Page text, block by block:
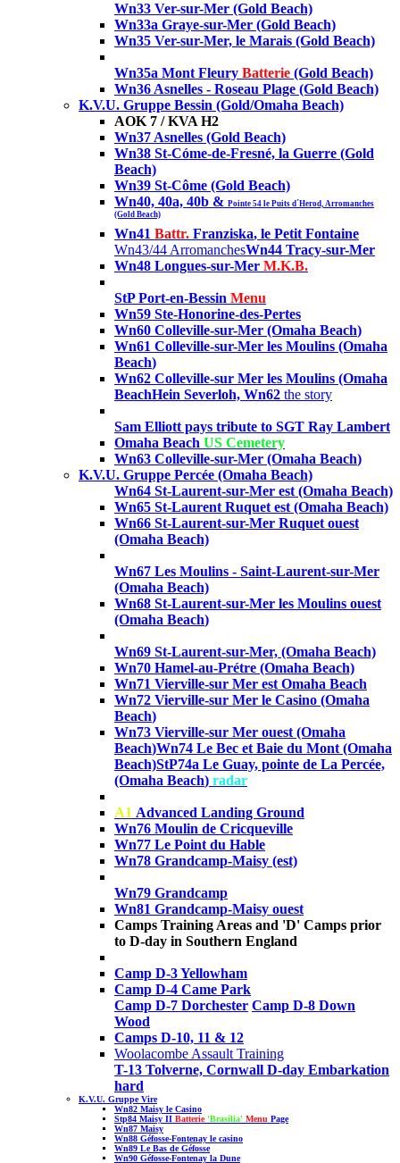
Wn33 Ver-sur-Mer (Gold Beach)
Wn33a Graye-sur-Mer (Gold Beach)
Wn35 Ver-sur-Mer, le Marais (Gold Beach)
Wn35a Mont Fleury Batterie (Gold Beach)
Wn36 Asnelles - Roseau Plage (Gold Beach)
K.V.U. Gruppe Bessin (Gold/Omaha Beach)
AOK 7 / KVA H2
Wn37 Asnelles (Gold Beach)
Wn38 St-Cóme-de-Fresné, la Guerre (Gold
Beach)
Wn39 St-Côme (Gold Beach)
Wn40, 40a, 40b & Pointe 54 le Puits d´Herod, Arromanches
(Gold Beach)
Wn41 Battr. Franziska, le Petit Fontaine
Wn43/44 ArromanchesWn44 Tracy-sur-Mer
Wn48 Longues-sur-Mer M.K.B.
StP Port-en-Bessin Menu
Wn59 Ste-Honorine-des-Pertes
Wn60 Colleville-sur-Mer (Omaha Beach)
Wn61 Colleville-sur-Mer les Moulins (Omaha
Beach)
Wn62 Colleville-sur Mer les Moulins (Omaha
BeachHein Severloh, Wn62 the story
Sam Elliott pays tribute to SGT Ray Lambert
Omaha Beach US Cemetery
Wn63 Colleville-sur-Mer (Omaha Beach)
K.V.U. Gruppe Percée (Omaha Beach)
Wn64 St-Laurent-sur-Mer est (Omaha Beach)
Wn65 St-Laurent Ruquet est (Omaha Beach)
Wn66 St-Laurent-sur-Mer Ruquet ouest
(Omaha Beach)
Wn67 Les Moulins - Saint-Laurent-sur-Mer
(Omaha Beach)
Wn68 St-Laurent-sur-Mer les Moulins ouest
(Omaha Beach)
Wn69 St-Laurent-sur-Mer, (Omaha Beach)
Wn70 Hamel-au-Prétre (Omaha Beach)
Wn71 Vierville-sur Mer est Omaha Beach
Wn72 Vierville-sur Mer le Casino (Omaha
Beach)
Wn73 Vierville-sur Mer ouest (Omaha
Beach)Wn74 Le Bec et Baie du Mont (Omaha
Beach)StP74a Le Guay, pointe de La Percée,
(Omaha Beach) radar
A1 Advanced Landing Ground
Wn76 Moulin de Cricqueville
Wn77 Le Point du Hable
Wn78 Grandcamp-Maisy (est)
Wn79 Grandcamp
Wn81 Grandcamp-Maisy ouest
Camps Training Areas and 'D' Camps prior
to D-day in Southern England
Camp D-3 Yellowham
Camp D-4 Came Park
Camp D-7 Dorchester Camp D-8 Down
Wood
Camps D-10, 11 & 12
Woolacombe Assault Training
T-13 Tolverne, Cornwall D-day Embarkation
hard
K.V.U. Gruppe Vire
Wn82 Maisy le Casino
Stp84 Maisy II Batterie 'Brasilia' Menu Page
Wn87 Maisy
Wn88 Géfosse-Fontenay le casino
Wn89 Le Bas de Géfosse
Wn90 Géfosse-Fontenay la Dune